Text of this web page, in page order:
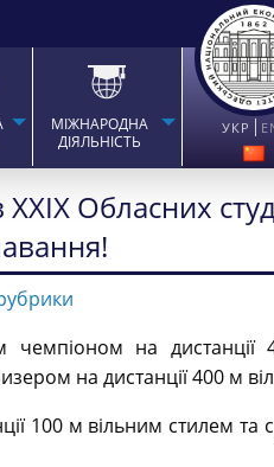
МІЖНАРОДНА
ДІЯЛЬНІСТЬ
УКР
Обласних
на дистанції
на дистанції 400 м
100 м вільним стилем та